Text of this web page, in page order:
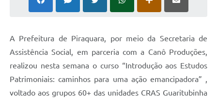
A Prefeitura de Piraquara, por meio da Secretaria de
Assistência Social, em parceria com a Canô Produções,
realizou nesta semana o curso “Introdução aos Estudos
Patrimoniais: caminhos para uma ação emancipadora” ,
voltado aos grupos 60+ das unidades CRAS Guaritubinha